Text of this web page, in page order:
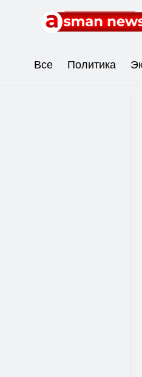
Все Политика